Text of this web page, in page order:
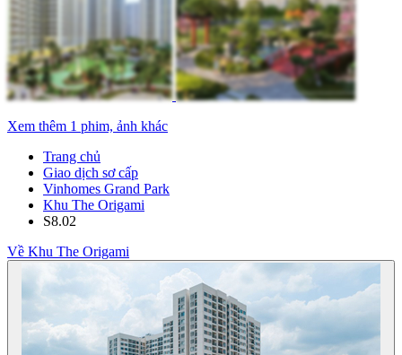
Xem thêm 1 phim, ảnh khác
Trang chủ
Giao dịch sơ cấp
Vinhomes Grand Park
Khu The Origami
S8.02
Về Khu The Origami